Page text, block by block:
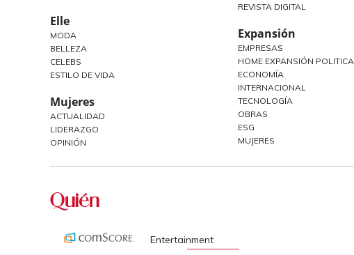
Elle
MODA
BELLEZA
CELEBS
ESTILO DE VIDA
Mujeres
ACTUALIDAD
LIDERAZGO
OPINIÓN
REVISTA DIGITAL
Expansión
EMPRESAS
HOME EXPANSIÓN POLITICA
ECONOMÍA
INTERNACIONAL
TECNOLOGÍA
OBRAS
ESG
MUJERES
Entertainment